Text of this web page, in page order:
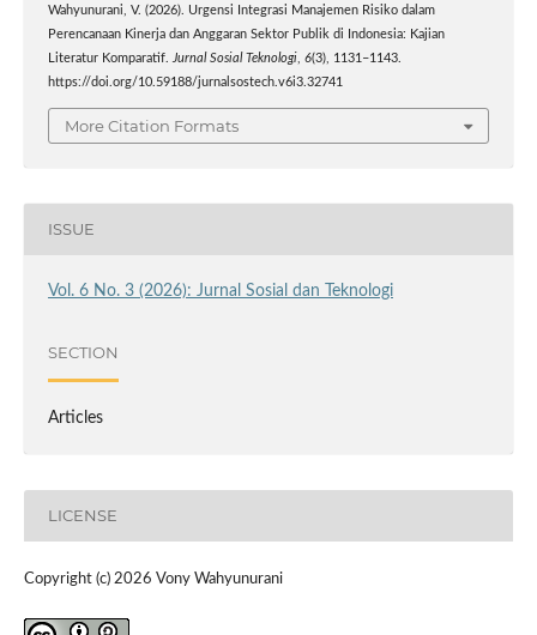
Wahyunurani, V. (2026). Urgensi Integrasi Manajemen Risiko dalam
Perencanaan Kinerja dan Anggaran Sektor Publik di Indonesia: Kajian
Literatur Komparatif. Jurnal Sosial Teknologi, 6(3), 1131–1143.
https://doi.org/10.59188/jurnalsostech.v6i3.32741
More Citation Formats
ISSUE
Vol. 6 No. 3 (2026): Jurnal Sosial dan Teknologi
SECTION
Articles
LICENSE
Copyright (c) 2026 Vony Wahyunurani